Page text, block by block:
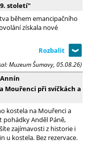
století"
během emancipačního
získala nové
Muzeum Šumavy, 05.08.26)
Mouřenci při svíčkách a
kostela na Mouřenci a
pohádky Anděl Páně,
zajímavosti z historie i
u kostela. Bez rezervace.